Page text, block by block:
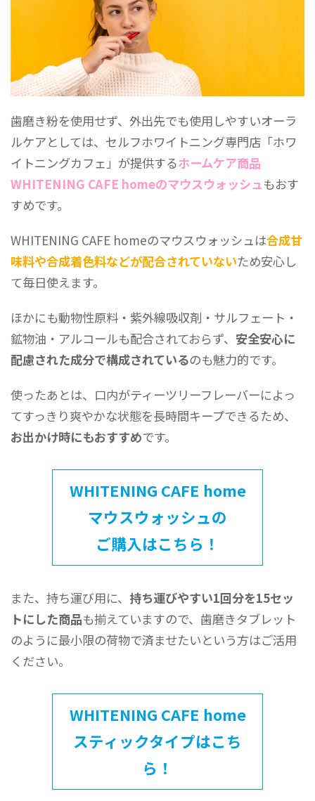
歯磨き粉を使用せず、外出先でも使用しやすいオーラ
ルケアとしては、セルフホワイトニング専門店「ホワ
イトニングカフェ」が提供するホームケア商品
WHITENING CAFE homeのマウスウォッシュもおす
すめです。
WHITENING CAFE homeのマウスウォッシュは合成甘
味料や合成着色料などが配合されていないため安心し
て毎日使えます。
ほかにも動物性原料・紫外線吸収剤・サルフェート・
鉱物油・アルコールも配合されておらず、 安全安心に
配慮された成分で構成されているのも魅力的です。
使ったあとは、口内がティーツリーフレーバーによっ
てすっきり爽やかな状態を長時間キープできるため、
お出かけ時にもおすすめです。
WHITENING CAFE home
マウスウォッシュの
ご購入はこちら！
また、持ち運び用に、 持ち運びやすい1回分を15セッ
トにした商品も揃えていますので、歯磨きタブレット
のように最小限の荷物で済ませたいという方はご活用
ください。
WHITENING CAFE home
スティックタイプはこち
ら！